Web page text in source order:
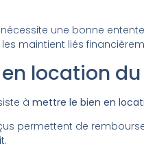
une bonne
maintient liés
en location
à mettre le bien en
permettent de